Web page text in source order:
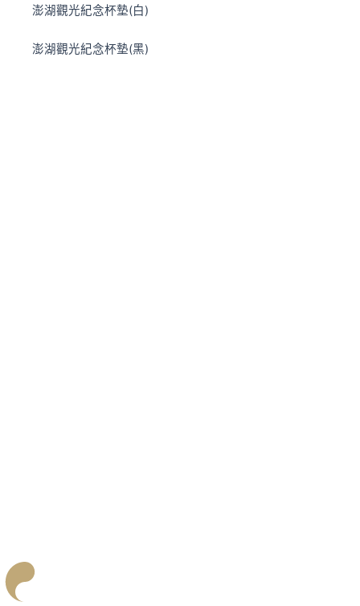
澎湖觀光紀念杯墊(白)
澎湖觀光紀念杯墊(黑)